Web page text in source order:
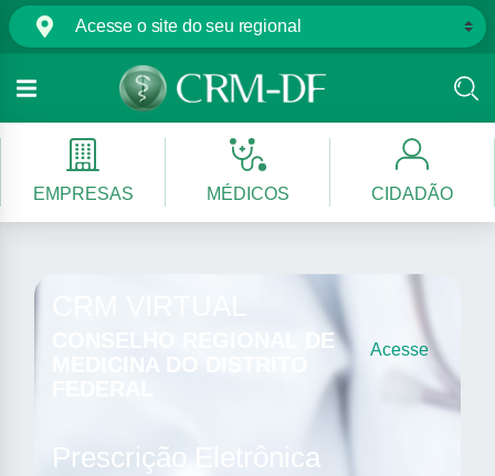
EMPRESAS MÉDICOS CIDADÃO
CONSELHO REGIONAL DE
MEDICINA DO DISTRITO
Acesse
Prescrição Eletrônica